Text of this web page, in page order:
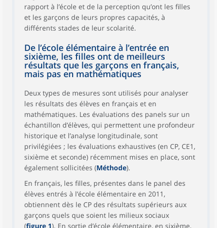
rapport à l’école et de la perception qu’ont les filles
et les garçons de leurs propres capacités, à
différents stades de leur scolarité.
De l’école élémentaire à l’entrée en
sixième, les filles ont de meilleurs
résultats que les garçons en français,
mais pas en mathématiques
Deux types de mesures sont utilisés pour analyser
les résultats des élèves en français et en
mathématiques. Les évaluations des panels sur un
échantillon d’élèves, qui permettent une profondeur
historique et l’analyse longitudinale, sont
privilégiées ; les évaluations exhaustives (en CP, CE1,
sixième et seconde) récemment mises en place, sont
également sollicitées (Méthode).
En français, les filles, présentes dans le panel des
élèves entrés à l’école élémentaire en 2011,
obtiennent dès le CP des résultats supérieurs aux
garçons quels que soient les milieux sociaux
(figure 1). En sortie d’école élémentaire, en sixième,